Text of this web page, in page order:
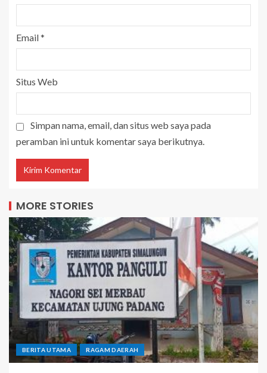
Email*
Situs Web
Simpan nama, email, dan situs web saya pada
peramban ini untuk komentar saya berikutnya.
MORE STORIES
BERITA UTAMA RAGAM DAERAH